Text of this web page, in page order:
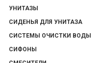
УНИТАЗЫ
СИДЕНЬЯ ДЛЯ УНИТАЗА
СИСТЕМЫ ОЧИСТКИ ВОДЫ
СИФОНЫ